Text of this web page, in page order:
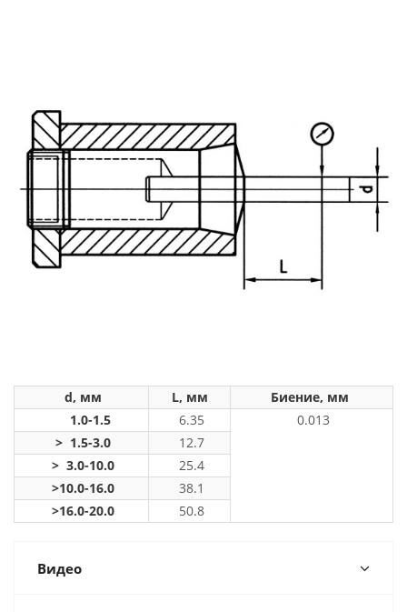
d, мм L, мм
Биение, мм
1.0-1.5
6.35
0.013
> 1.5-3.0
12.7
> 3.0-10.0
25.4
>10.0-16.0
38.1
>16.0-20.0
50.8
Видео